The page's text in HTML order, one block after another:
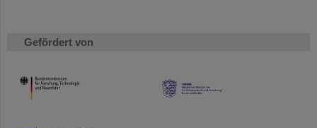
Gefördert von
HMWK